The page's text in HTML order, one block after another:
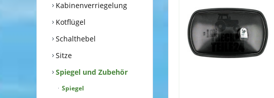
Kabinenverriegelung
Kotflügel
Schalthebel
Sitze
Spiegel und Zubehör
Spiegel